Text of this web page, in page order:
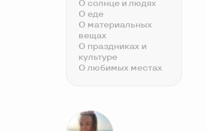
О солнце и людях
О еде
О материальных
вещах
О праздниках и
культуре
О любимых местах